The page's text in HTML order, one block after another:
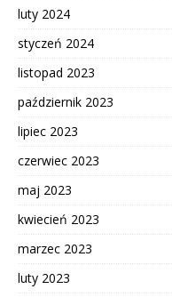
luty 2024
styczeń 2024
listopad 2023
październik 2023
lipiec 2023
czerwiec 2023
maj 2023
kwiecień 2023
marzec 2023
luty 2023